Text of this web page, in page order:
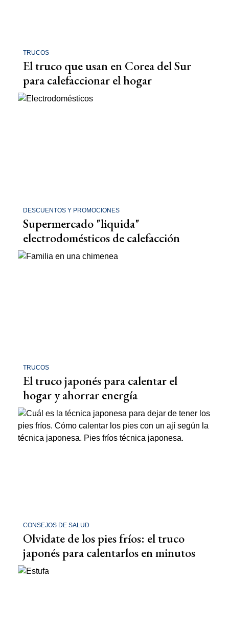
TRUCOS
El truco que usan en Corea del Sur
para calefaccionar el hogar
DESCUENTOS Y PROMOCIONES
Supermercado "liquida"
electrodomésticos de calefacción
TRUCOS
El truco japonés para calentar el
hogar y ahorrar energía
CONSEJOS DE SALUD
Olvidate de los pies fríos: el truco
japonés para calentarlos en minutos